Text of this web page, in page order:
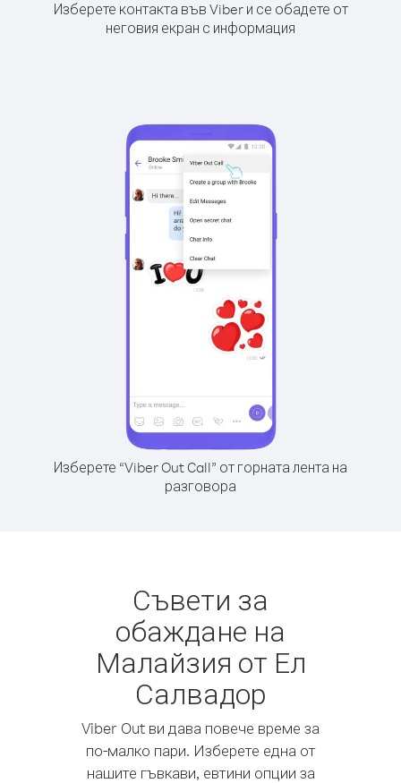
Изберете контакта във Viber и се обадете от
неговия екран с информация
Изберете “Viber Out Call” от горната лента на
разговора
Съвети за
обаждане на
Малайзия от Ел
Салвадор
Viber Out ви дава повече време за
по-малко пари. Изберете една от
нашите гъвкави, евтини опции за